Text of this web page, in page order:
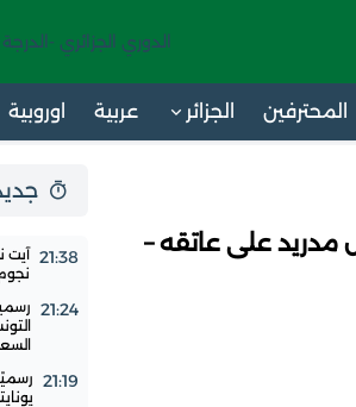
الدوري الجزائري -
المحترفين الجزائر عربية اوروبية
مدريد على عاتقه –
جديد 24
21:38 آيت
21:24
21:19